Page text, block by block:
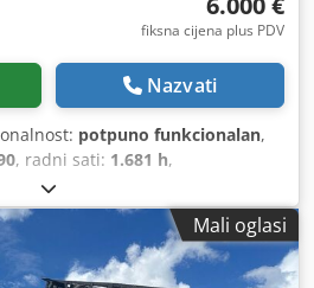
fiksna cijena plus PDV
Nazvati
potpuno funkcionalan,
, radni sati: 1.681 h,
Mali oglasi